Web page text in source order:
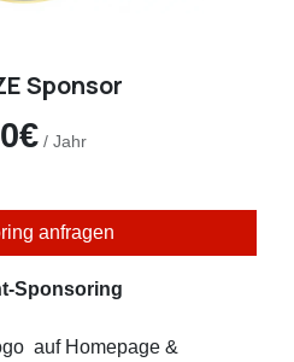
Sponsor
/ Jahr
anfragen
Sponsoring
auf Homepage &